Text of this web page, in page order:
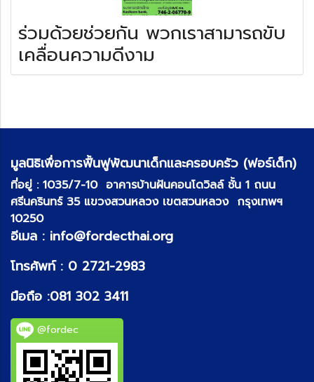
ร่วมด้วยช่วยกัน พวกเราสามารถขับ
เคลื่อนความดีงาม
มูลนิธิเพื่อการฟื้นฟูพัฒนาเด็กและครอบครัว (ฟอร์เด็ก)
ที่อยู่ : 1035/7-10 อาคารบ้านฝันคอนโดวิลล์ ชั้น 1 ถนน
ศรีนครินทร์ 35 แขวงสวนหลวง เขตสวนหลวง กรุงเทพฯ
10250
อีเมล : info@fordecthai.org
โทรศัพท์ : 0 2721-2983
มือถือ :081 302 3411
@fordec